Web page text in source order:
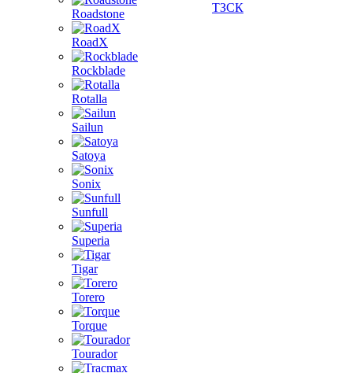
Roadstone
RoadX
Rockblade
Rotalla
Sailun
Satoya
Sonix
Sunfull
Superia
Tigar
Torero
Torque
Tourador
ТЗСК